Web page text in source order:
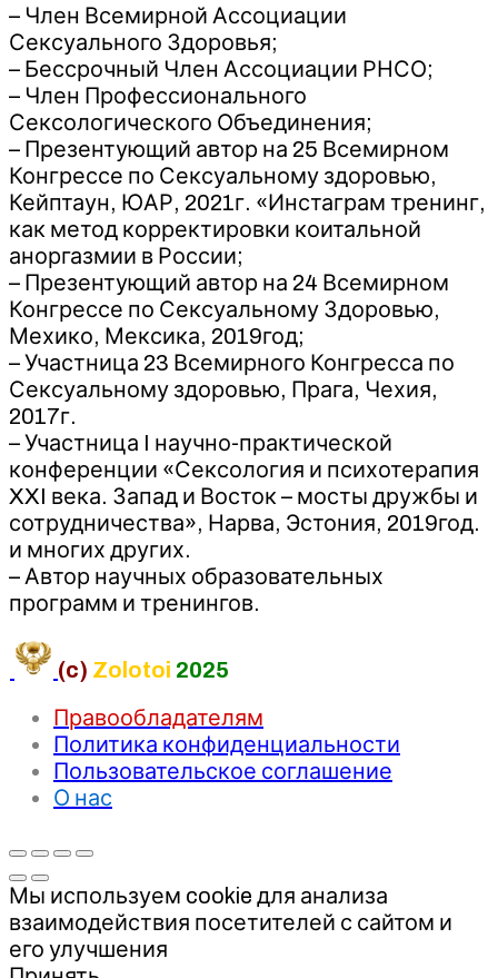
– Член Всемирной Ассоциации
Сексуального Здоровья;
– Бессрочный Член Ассоциации РНСО;
– Член Профессионального
Сексологического Объединения;
– Презентующий автор на 25 Всемирном
Конгрессе по Сексуальному здоровью,
Кейптаун, ЮАР, 2021г. «Инстаграм тренинг,
как метод корректировки коитальной
аноргазмии в России;
– Презентующий автор на 24 Всемирном
Конгрессе по Сексуальному Здоровью,
Мехико, Мексика, 2019год;
– Участница 23 Всемирного Конгресса по
Сексуальному здоровью, Прага, Чехия,
2017г.
– Участница I научно-практической
конференции «Сексология и психотерапия
XXI века. Запад и Восток – мосты дружбы и
сотрудничества», Нарва, Эстония, 2019год.
и многих других.
– Автор научных образовательных
программ и тренингов.
(c) Zolotoi 2025
Правообладателям
Политика конфиденциальности
Пользовательское соглашение
О нас
Мы используем cookie для анализа
взаимодействия посетителей с сайтом и
его улучшения